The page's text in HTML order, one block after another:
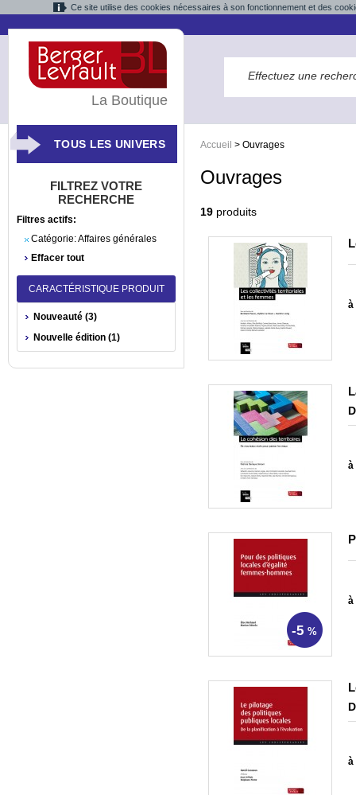
Ce site utilise des cookies nécessaires à son fonctionnement et des
Accueil > Ouvrages
Ouvrages
19 produits
à
à
-5 %
à
à
La Boutique
TOUS LES UNIVERS
FILTREZ VOTRE
RECHERCHE
Filtres actifs:
Catégorie:Affaires générales
Effacer tout
CARACTÉRISTIQUE PRODUIT
Nouveauté (3)
Nouvelle édition (1)